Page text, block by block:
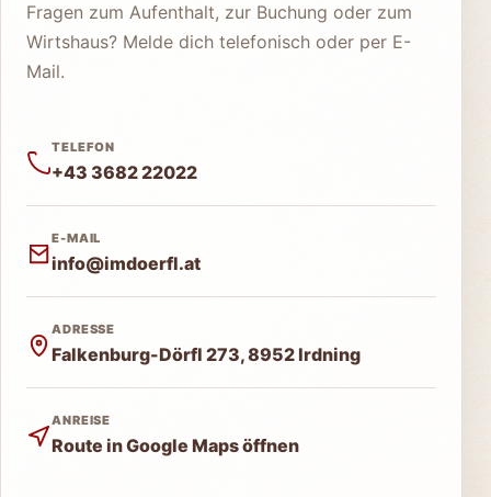
Fragen zum Aufenthalt, zur Buchung oder zum
Wirtshaus? Melde dich telefonisch oder per E-
Mail.
TELEFON
+43 3682 22022
E-MAIL
info@imdoerfl.at
ADRESSE
Falkenburg-Dörfl 273, 8952 Irdning
ANREISE
Route in Google Maps öffnen